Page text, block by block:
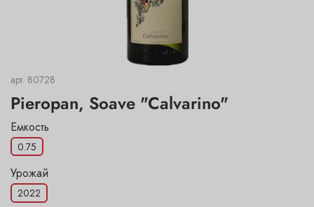
арт. 80728
Pieropan, Soave "Calvarino"
Емкость
0.75
Урожай
2022